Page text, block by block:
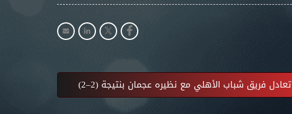
تعادل فريق شباب الأهلي مع نظيره عجمان بنتيجة (2–2)